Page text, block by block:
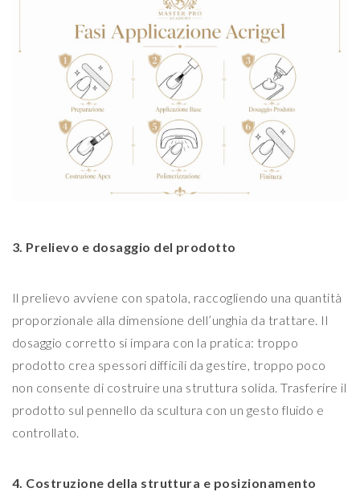
3. Prelievo e dosaggio del prodotto
Il prelievo avviene con spatola, raccogliendo una quantità
proporzionale alla dimensione dell’unghia da trattare. Il
dosaggio corretto si impara con la pratica: troppo
prodotto crea spessori difficili da gestire, troppo poco
non consente di costruire una struttura solida. Trasferire il
prodotto sul pennello da scultura con un gesto fluido e
controllato.
4. Costruzione della struttura e posizionamento